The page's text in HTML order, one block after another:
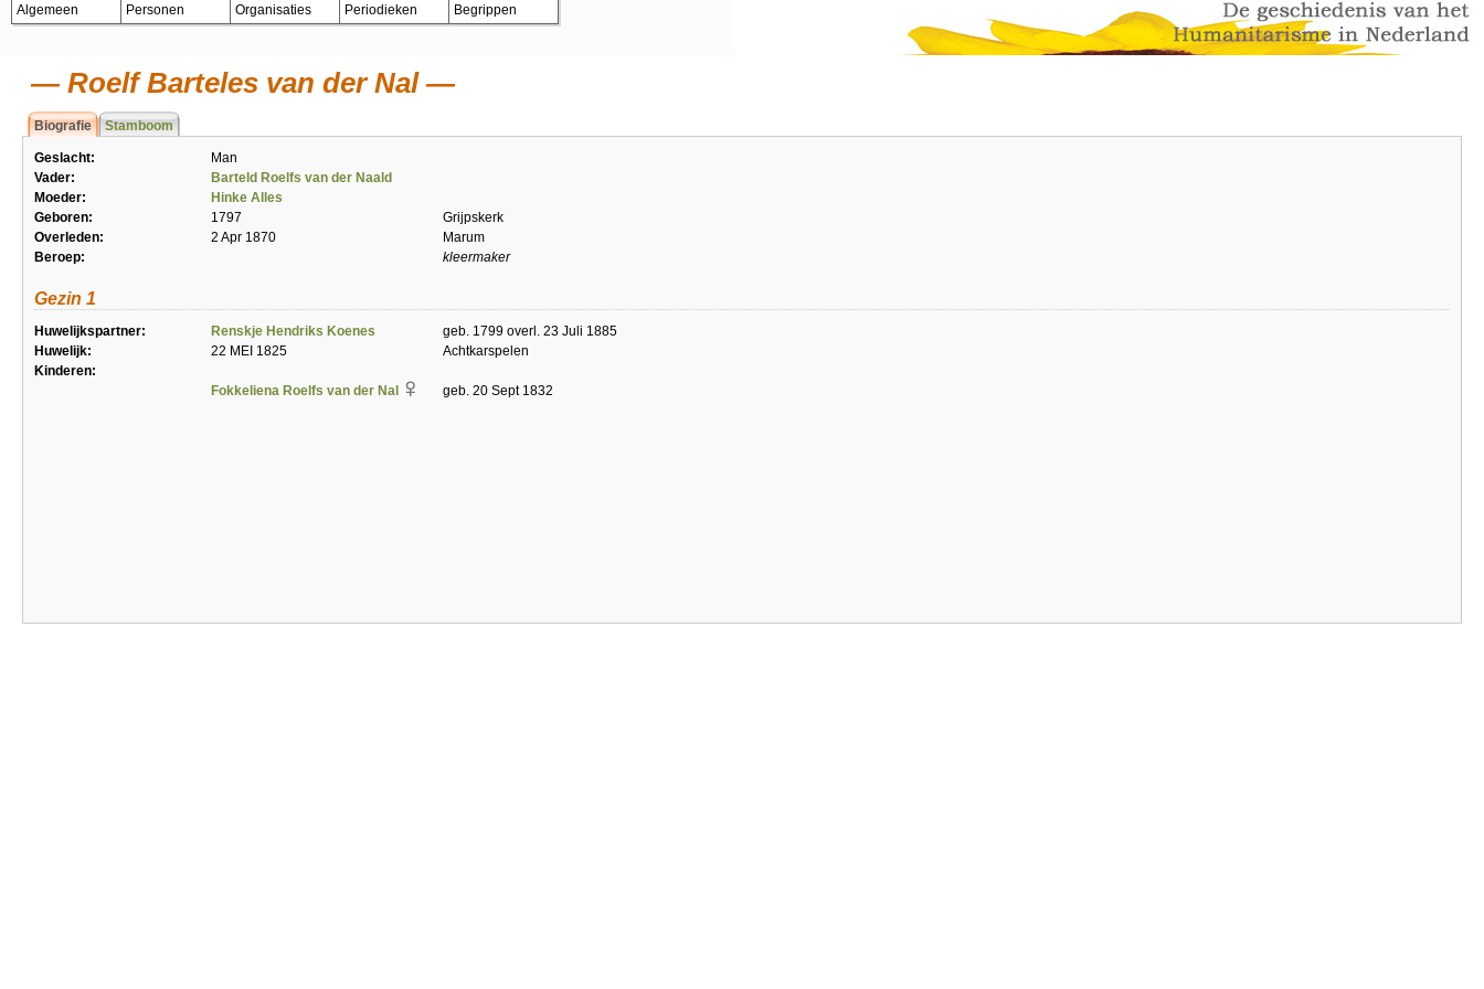
Algemeen Personen Organisaties Periodieken Begrippen
Roelf Barteles van der Nal
Biografie Stamboom
Geslacht:
Man
Vader:
Barteld Roelfs van der Naald
Moeder:
Hinke Alles
Geboren:
1797
Grijpskerk
Overleden:
2 Apr 1870
Marum
Beroep:
kleermaker
Gezin 1
Huwelijkspartner: Renskje Hendriks Koenes
geb. 1799 overl. 23 Juli 1885
Huwelijk:
22 MEI 1825
Achtkarspelen
Kinderen:
Fokkeliena Roelfs van der Nal
geb. 20 Sept 1832